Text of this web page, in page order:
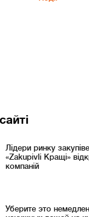
Лідери ринку
«Zakupivli Кращі»
компаній
Уберите это